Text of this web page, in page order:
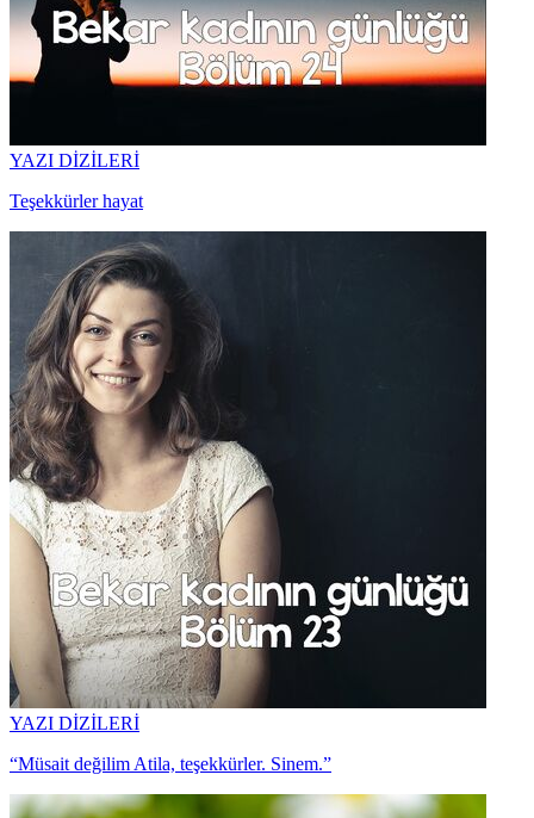
YAZI DİZİLERİ
Teşekkürler hayat
YAZI DİZİLERİ
“Müsait değilim Atila, teşekkürler. Sinem.”